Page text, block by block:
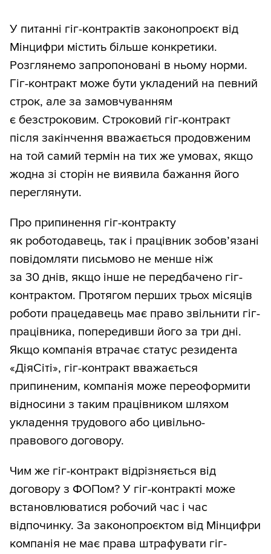
У питанні гіг-контрактів законопроєкт від
Мінцифри містить більше конкретики.
Розглянемо запропоновані в ньому норми.
Гіг-контракт може бути укладений на певний
строк, але за замовчуванням
є безстроковим. Строковий гіг-контракт
після закінчення вважається продовженим
на той самий термін на тих же умовах, якщо
жодна зі сторін не виявила бажання його
переглянути.
Про припинення гіг-контракту
як роботодавець, так і працівник зобов’язані
повідомляти письмово не менше ніж
за 30 днів, якщо інше не передбачено гіг-
контрактом. Протягом перших трьох місяців
роботи працедавець має право звільнити гіг-
працівника, попередивши його за три дні.
Якщо компанія втрачає статус резидента
«ДіяСіті», гіг-контракт вважається
припиненим, компанія може переоформити
відносини з таким працівником шляхом
укладення трудового або цивільно-
правового договору.
Чим же гіг-контракт відрізняється від
договору з ФОПом? У гіг-контракті може
встановлюватися робочий час і час
відпочинку. За законопроєктом від Мінцифри
компанія не має права штрафувати гіг-